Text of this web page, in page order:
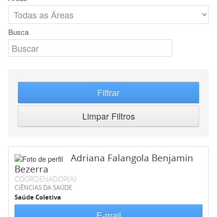
Busca
Filtrar
Limpar Filtros
Adriana Falangola Benjamin
Bezerra
COORDENADOR(A)
CIÊNCIAS DA SAÚDE
Saúde Coletiva